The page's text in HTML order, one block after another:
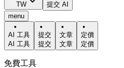
TW
提交 AI
menu
AI 工具
AI 工具
提交
提交
文章
文章
定價
定價
免費工具